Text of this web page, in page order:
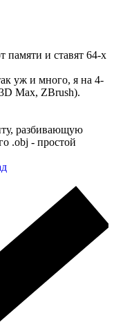
и ставят 64-х
уж и много, я на 4-
Max, ZBrush).
разбивающую
.obj - простой